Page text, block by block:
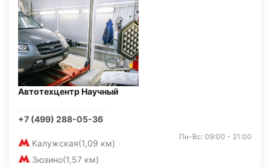
Автотехцентр Научный
+7 (499) 288-05-36
Калужская(1,09 км)
Зюзино(1,57 км)
Пн-Вс: 09:00 - 21:00